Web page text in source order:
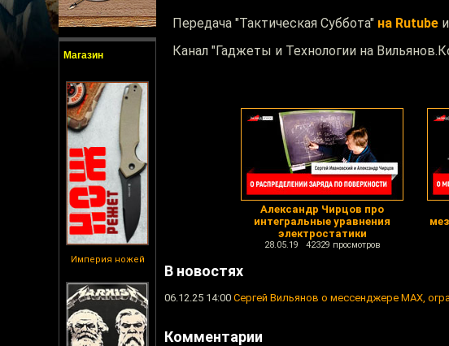
Магазин
Империя ножей
Передача "Тактическая Суббота" на Rutube и
Канал "Гаджеты и Технологии на
Александр Чирцов про
интегральные уравнения
электростатики
28.05.19 42329 просмотров
В новостях
06.12.25 14:00 Сергей Вильянов о мессенджере MAX,
Комментарии